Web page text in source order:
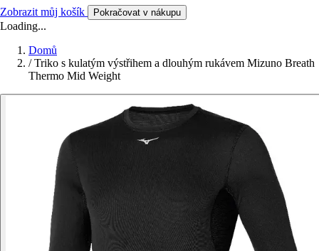
Zobrazit můj košík Pokračovat v nákupu
Loading...
Domů
/ Triko s kulatým výstřihem a dlouhým rukávem Mizuno Breath
Thermo Mid Weight